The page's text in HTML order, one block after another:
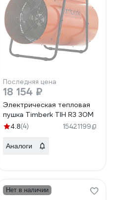
Последняя цена
18 154 ₽
Электрическая тепловая
пушка Timberk TIH R3 30M
4.8(4) 15421199
Аналоги
Нет в наличии